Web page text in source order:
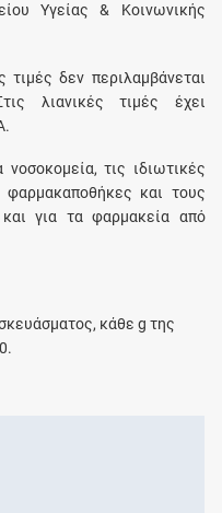
Υγείας & Κοινωνικής
τιμές δεν περιλαμβάνεται
λιανικές τιμές έχει
τις ιδιωτικές
φαρμακαποθήκες και τους
για τα φαρμακεία από
κάθεg της
.